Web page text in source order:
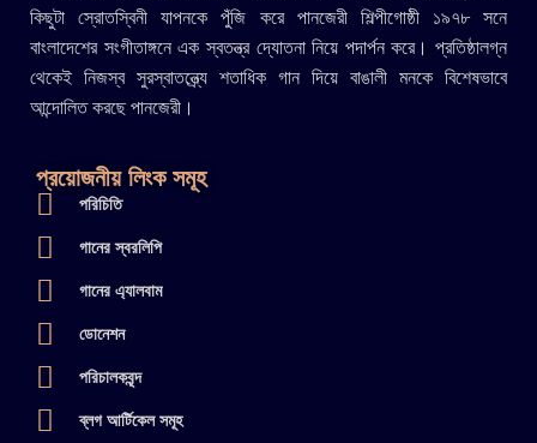
কিছুটা স্রোতস্বিনী যাপনকে পুঁজি করে পানজেরী শিল্পীগোষ্ঠী ১৯৭৮ সনে
বাংলাদেশের সংগীতাঙ্গনে এক স্বতন্ত্র দ্যোতনা নিয়ে পদার্পন করে। প্রতিষ্ঠালগ্ন
থেকেই নিজস্ব সুরস্বাতন্ত্র্যে শতাধিক গান দিয়ে বাঙালী মনকে বিশেষভাবে
আন্দোলিত করছে পানজেরী।
প্রয়োজনীয় লিংক সমূহ
পরিচিতি
গানের স্বরলিপি
গানের এ্যালবাম
ডোনেশন
পরিচালকবৃন্দ
ব্লগ আর্টিকেল সমূহ